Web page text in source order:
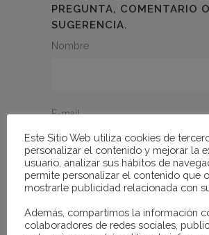
PREGUNTA, COMENTARIO O
SUGERENCIA.
Nombre
E-mail
Mensaje
Este Sitio Web utiliza cookies de
personalizar el contenido y mejorar la
usuario, analizar sus hábitos de
permite personalizar el contenido que
mostrarle publicidad relacionada con
Además, compartimos la información
colaboradores de redes sociales,